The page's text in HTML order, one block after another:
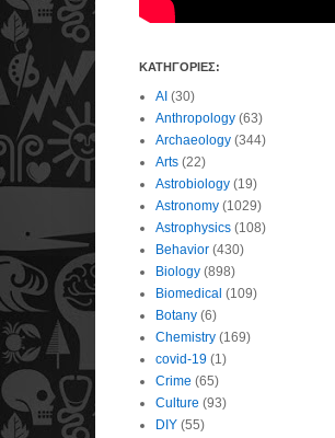
ΚΑΤΗΓΟΡΙΕΣ:
AI (30)
Anthropology (63)
Archaeology (344)
Arts (22)
Astrobiology (19)
Astronomy (1029)
Astrophysics (108)
Behavior (430)
Biology (898)
Biomedical (109)
Botany (6)
Chemistry (169)
covid-19 (1)
Crime (65)
Culture (93)
DIY (55)